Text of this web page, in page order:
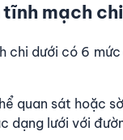
mạch
chi dưới có 6
quan sát hoặc
dạng lưới với